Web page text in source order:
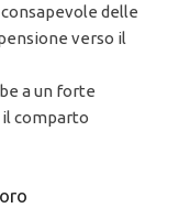
delle
verso il
a un forte
comparto